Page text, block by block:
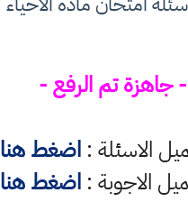
- جاهزة تم الرفع -
الاسئلة :اضغط هنا
الاجوبة : اضغط هنا